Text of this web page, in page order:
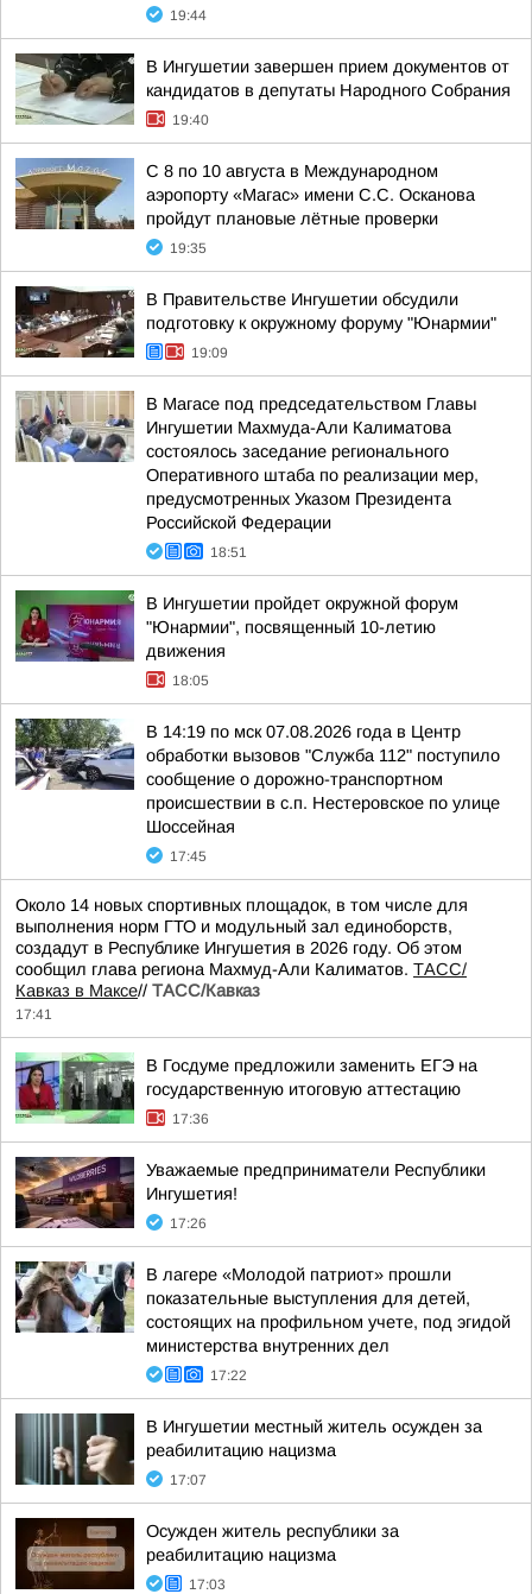
19:44
В Ингушетии завершен прием документов от
кандидатов в депутаты Народного Собрания
19:40
С 8 по 10 августа в Международном
аэропорту «Магас» имени С.С. Осканова
пройдут плановые лётные проверки
19:35
В Правительстве Ингушетии обсудили
подготовку к окружному форуму "Юнармии"
19:09
В Магасе под председательством Главы
Ингушетии Махмуда-Али Калиматова
состоялось заседание регионального
Оперативного штаба по реализации мер,
предусмотренных Указом Президента
Российской Федерации
18:51
В Ингушетии пройдет окружной форум
"Юнармии", посвященный 10-летию
движения
18:05
В 14:19 по мск 07.08.2026 года в Центр
обработки вызовов "Служба 112" поступило
сообщение о дорожно-транспортном
происшествии в с.п. Нестеровское по улице
Шоссейная
17:45
Около 14 новых спортивных площадок, в том числе для
выполнения норм ГТО и модульный зал единоборств,
создадут в Республике Ингушетия в 2026 году. Об этом
сообщил глава региона Махмуд-Али Калиматов. ТАСС/
Кавказ в Максе// ТАСС/Кавказ
17:41
В Госдуме предложили заменить ЕГЭ на
государственную итоговую аттестацию
17:36
Уважаемые предприниматели Республики
Ингушетия!
17:26
В лагере «Молодой патриот» прошли
показательные выступления для детей,
состоящих на профильном учете, под эгидой
министерства внутренних дел
17:22
В Ингушетии местный житель осужден за
реабилитацию нацизма
17:07
Осужден житель республики за
реабилитацию нацизма
17:03